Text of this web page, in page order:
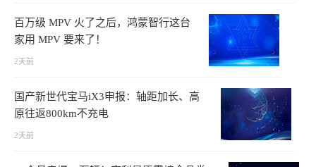
百万级 MPV 火了之后，鸿蒙智行这台
家用 MPV 要来了！
2天前
国产新世代宝马iX3申报：轴距加长、高
原往返800km不充电
2天前